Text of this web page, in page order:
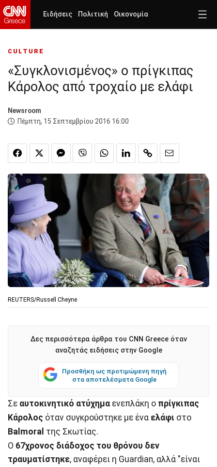
Ειδήσεις Πολιτική Οικονομία
CULTURE
«Συγκλονισμένος» ο πρίγκιπας
Κάρολος από τροχαίο με ελάφι
Newsroom
Πέμπτη, 15 Σεπτεμβρίου 2016 16:00
REUTERS/Russell Cheyne
Δες περισσότερα άρθρα του CNN Greece όταν
αναζητάς ειδήσεις στην Google
Προσθήκη ως προτιμώμενη πηγή
στα αποτελέσματα Google
Σε αυτοκινητικό ατύχημα ενεπλάκη ο πρίγκιπας
Κάρολος όταν συγκρούστηκε με ένα ελάφι στο
Balmoral της Σκωτίας.
Ο 67χρονος διάδοχος του θρόνου δεν
τραυματίστηκε, αναφέρει η Guardian, αλλά "είναι